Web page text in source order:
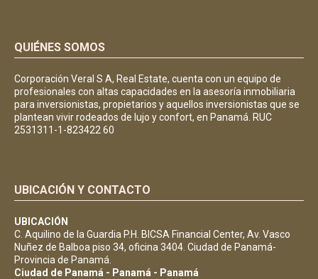
QUIÉNES SOMOS
Corporación Veral S A, Real Estate, cuenta con un equipo de
profesionales con altas capacidades en la asesoría inmobiliaria
para inversionistas, propietarios y aquellos inversionistas que se
plantean vivir rodeados de lujo y confort, en Panamá. RUC
2531311-1-823422 60
UBICACIÓN Y CONTACTO
UBICACIÓN
C. Aquilino de la Guardia P.H. BICSA Financial Center, Av. Vasco
Nuñez de Balboa piso 34, oficina 3404. Ciudad de Panamá-
Provincia de Panamá.
Ciudad de Panamá - Panamá - Panamá